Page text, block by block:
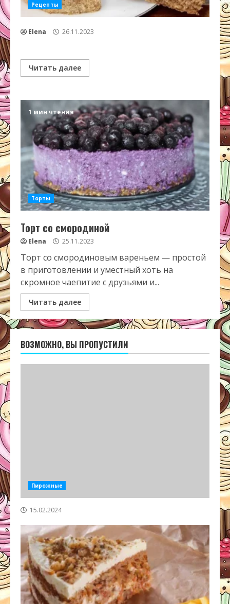
Рецепты
Elena 26.11.2023
Читать далее
1 мин чтения
Торты
Торт со смородиной
Elena 25.11.2023
Торт со смородиновым вареньем — простой
в приготовлении и уместный хоть на
скромное чаепитие с друзьями и...
Читать далее
ВОЗМОЖНО, ВЫ ПРОПУСТИЛИ
Пирожные
15.02.2024